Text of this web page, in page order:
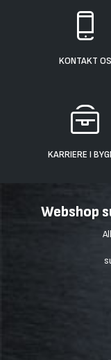
KONTAKT OS
KARRIERE I
Webshop